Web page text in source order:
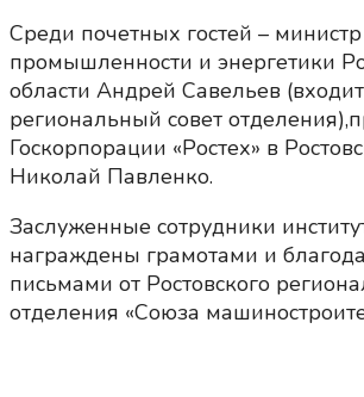
Среди почетных гостей – министр
промышленности и энергетики
области Андрей Савельев
региональный совет
Госкорпорации «Ростех» в
Николай Павленко.
Заслуженные сотрудники
награждены грамотами и
письмами от Ростовского
отделения «Союза